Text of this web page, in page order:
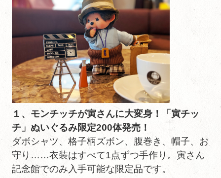
１、モンチッチが寅さんに大変身！「寅チッ
チ」ぬいぐるみ限定200体発売！
ダボシャツ、格子柄ズボン、腹巻き、帽子、お
守り……衣装はすべて1点ずつ手作り。寅さん
記念館でのみ入手可能な限定品です。